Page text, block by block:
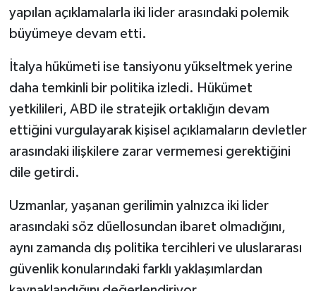
yapılan açıklamalarla iki lider arasındaki polemik
büyümeye devam etti.
İtalya hükümeti ise tansiyonu yükseltmek yerine
daha temkinli bir politika izledi. Hükümet
yetkilileri, ABD ile stratejik ortaklığın devam
ettiğini vurgulayarak kişisel açıklamaların devletler
arasındaki ilişkilere zarar vermemesi gerektiğini
dile getirdi.
Uzmanlar, yaşanan gerilimin yalnızca iki lider
arasındaki söz düellosundan ibaret olmadığını,
aynı zamanda dış politika tercihleri ve uluslararası
güvenlik konularındaki farklı yaklaşımlardan